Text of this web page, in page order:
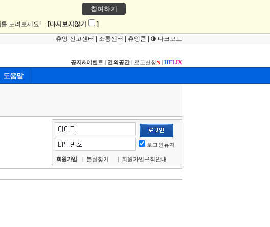
참여하기
를 노려보세요! [다시보지않기 ]
츄잉 신고센터 소통센터 츄잉콘 다크모드
공지&이벤트 | 건의공간| 로고신청N | HELIX
도움말
로그인유지
회원가입 | 분실찾기 | 회원가입규칙안내